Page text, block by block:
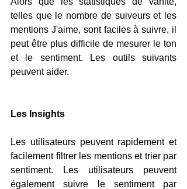
telles que le nombre de suiveurs et les
mentions J'aime, sont faciles à suivre, il
peut être plus difficile de mesurer le ton
et le sentiment. Les outils suivants
peuvent aider.
Les Insights
Les utilisateurs peuvent rapidement et
facilement filtrer les mentions et trier par
sentiment. Les utilisateurs peuvent